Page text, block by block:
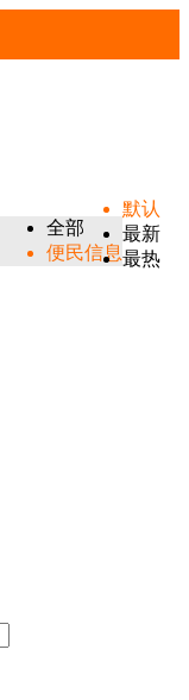
全部
便民信息
默认
最新
最热